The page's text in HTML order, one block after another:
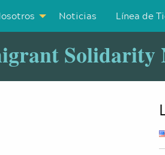
Noticias Línea de
Solidarity